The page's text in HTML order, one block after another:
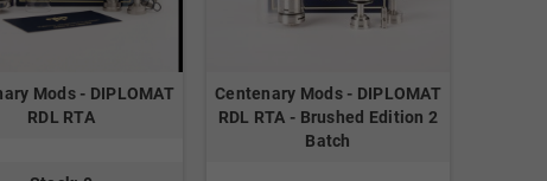
Mods - DIPLOMAT
RDL RTA
Centenary Mods - DIPLOMAT
RDL RTA - Brushed Edition 2
Batch